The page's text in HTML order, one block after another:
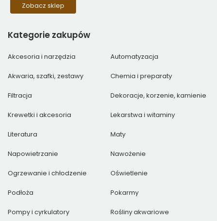
Zobacz sklep
Kategorie zakupów
Akcesoria i narzędzia Automatyzacja
Akwaria, szafki, zestawy Chemia i preparaty
Filtracja Dekoracje, korzenie, kamienie
Krewetki i akcesoria Lekarstwa i witaminy
Literatura Maty
Napowietrzanie Nawożenie
Ogrzewanie i chłodzenie Oświetlenie
Podłoża Pokarmy
Pompy i cyrkulatory Rośliny akwariowe